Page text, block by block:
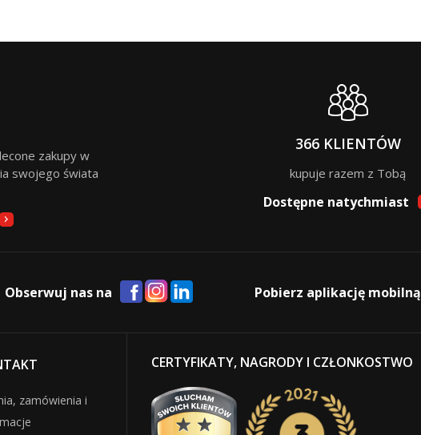
zakupy w
swojego świata
366 KLIENTÓW
kupuje razem z Tobą
Dostępne natychmiast
Obserwuj nas na Pobierz aplikację mobilną
zamówienia i
CERTYFIKATY, NAGRODY I CZŁONKOSTWO